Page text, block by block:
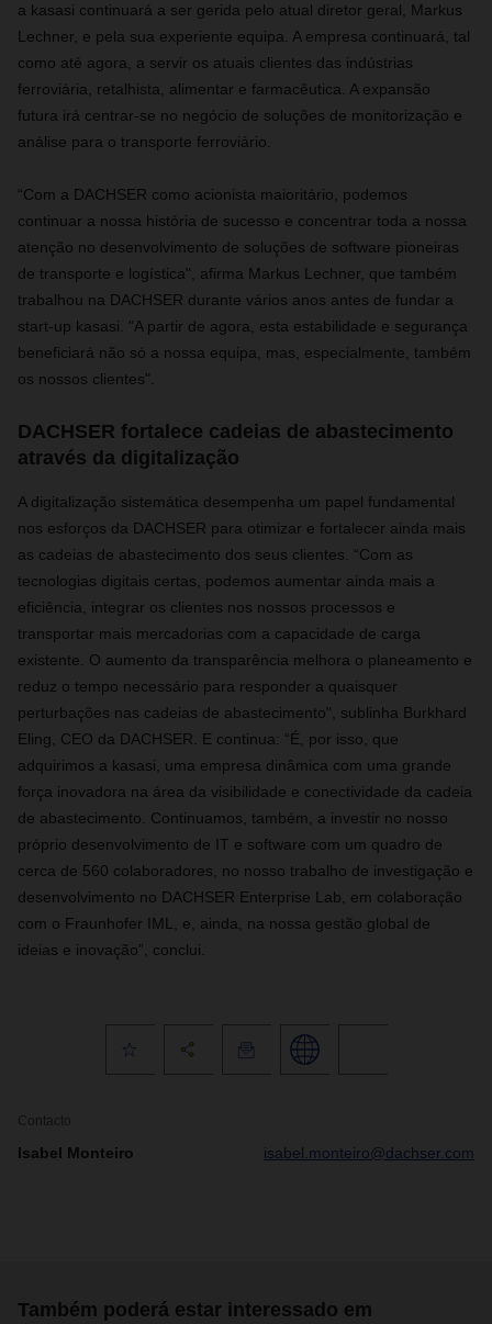
a kasasi continuará a ser gerida pelo atual diretor geral, Markus
Lechner, e pela sua experiente equipa. A empresa continuará, tal
como até agora, a servir os atuais clientes das indústrias
ferroviária, retalhista, alimentar e farmacêutica. A expansão
futura irá centrar-se no negócio de soluções de monitorização e
análise para o transporte ferroviário.
“Com a DACHSER como acionista maioritário, podemos
continuar a nossa história de sucesso e concentrar toda a nossa
atenção no desenvolvimento de soluções de software pioneiras
de transporte e logística", afirma Markus Lechner, que também
trabalhou na DACHSER durante vários anos antes de fundar a
start-up kasasi. "A partir de agora, esta estabilidade e segurança
beneficiará não só a nossa equipa, mas, especialmente, também
os nossos clientes".
DACHSER fortalece cadeias de abastecimento
através da digitalização
A digitalização sistemática desempenha um papel fundamental
nos esforços da DACHSER para otimizar e fortalecer ainda mais
as cadeias de abastecimento dos seus clientes. “Com as
tecnologias digitais certas, podemos aumentar ainda mais a
eficiência, integrar os clientes nos nossos processos e
transportar mais mercadorias com a capacidade de carga
existente. O aumento da transparência melhora o planeamento e
reduz o tempo necessário para responder a quaisquer
perturbações nas cadeias de abastecimento", sublinha Burkhard
Eling, CEO da DACHSER. E continua: “É, por isso, que
adquirimos a kasasi, uma empresa dinâmica com uma grande
força inovadora na área da visibilidade e conectividade da cadeia
de abastecimento. Continuamos, também, a investir no nosso
próprio desenvolvimento de IT e software com um quadro de
cerca de 560 colaboradores, no nosso trabalho de investigação e
desenvolvimento no DACHSER Enterprise Lab, em colaboração
com o Fraunhofer IML, e, ainda, na nossa gestão global de
ideias e inovação”, conclui.
Contacto
Isabel Monteiro isabel.monteiro@dachser.com
Também poderá estar interessado em